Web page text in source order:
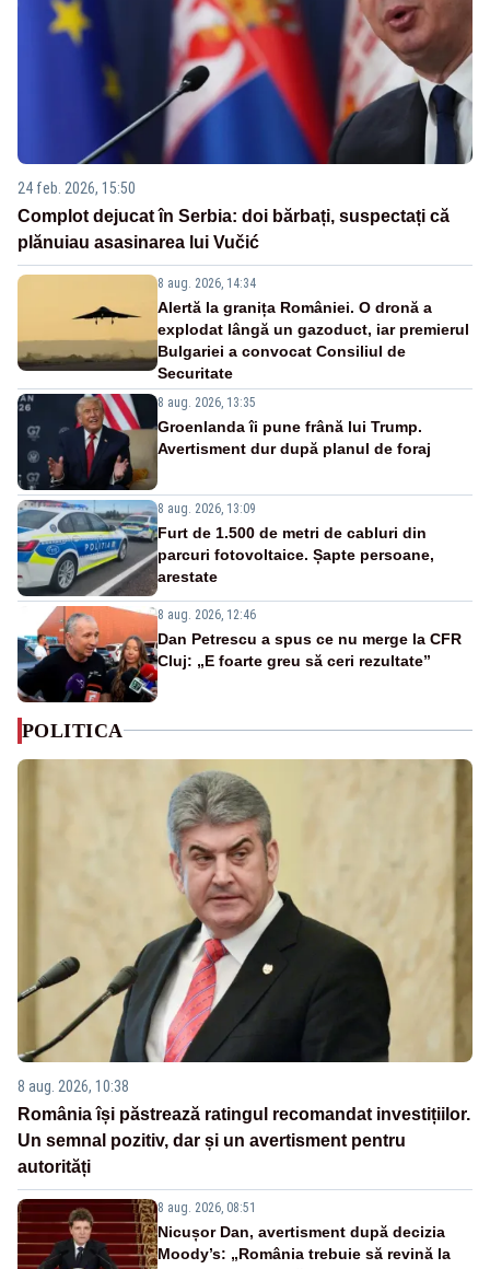
24 feb. 2026, 15:50
Complot dejucat în Serbia: doi bărbați, suspectați că
plănuiau asasinarea lui Vučić
8 aug. 2026, 14:34
Alertă la granița României. O dronă a
explodat lângă un gazoduct, iar premierul
Bulgariei a convocat Consiliul de
Securitate
8 aug. 2026, 13:35
Groenlanda îi pune frână lui Trump.
Avertisment dur după planul de foraj
8 aug. 2026, 13:09
Furt de 1.500 de metri de cabluri din
parcuri fotovoltaice. Șapte persoane,
arestate
8 aug. 2026, 12:46
Dan Petrescu a spus ce nu merge la CFR
Cluj: „E foarte greu să ceri rezultate”
POLITICA
8 aug. 2026, 10:38
România își păstrează ratingul recomandat investițiilor.
Un semnal pozitiv, dar și un avertisment pentru
autorități
8 aug. 2026, 08:51
Nicușor Dan, avertisment după decizia
Moody’s: „România trebuie să revină la